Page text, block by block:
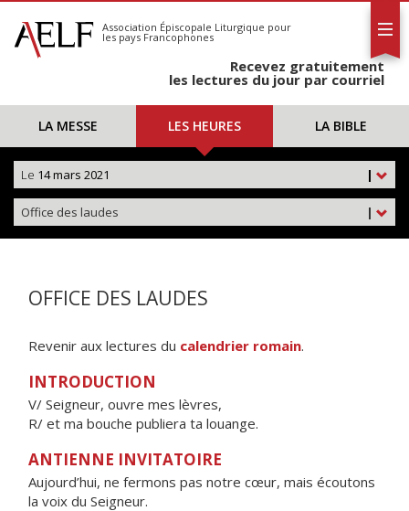
S'abonner
Calendrier
Association Épiscopale Liturgique pour
les pays Francophones
Recevez gratuitement
les lectures du jour par courriel
LA MESSE LES HEURES LA BIBLE
|
Le 14 mars 2021
|
Office des laudes
OFFICE DES LAUDES
Revenir aux lectures du calendrier romain.
INTRODUCTION
V/ Seigneur, ouvre mes lèvres,
R/ et ma bouche publiera ta louange.
ANTIENNE INVITATOIRE
Aujourd’hui, ne fermons pas notre cœur, mais écoutons
la voix du Seigneur.